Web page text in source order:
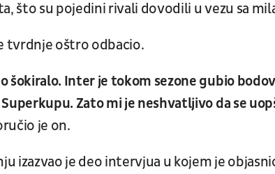
što su pojedini rivali dovodili u vezu sa
tvrdnje oštro odbacio.
šokiralo. Inter je tokom sezone gubio
Zato mi je neshvatljivo da se
je on.
izazvao je deo intervjua u kojem je